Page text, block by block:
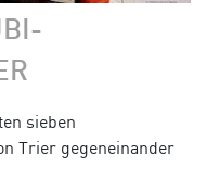
sieben
Trier gegeneinander